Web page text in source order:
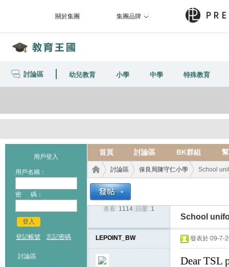
關於集團 集團品牌
討論區 幼兒教育 小學 中學 特殊教育
用戶登入
用戶名稱：
密 碼：
登入
登記帳號 忘記密碼
討論區
首頁 討論區 BK群組
討論區 保良局陳守仁小學 School
查看: 1114 回覆: 1
School
LEPOINT_BW 發表於 09-7-
Dear TSL